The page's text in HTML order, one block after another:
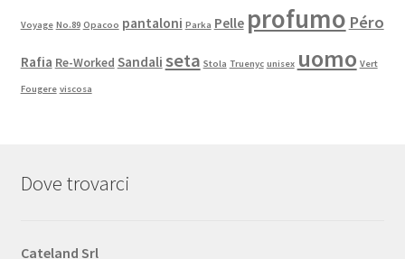
Voyage No.89 Opacoo pantaloni Parka Pelle profumo Péro
Rafia Re-Worked Sandali seta Stola Truenyc unisex uomo Vert
Fougere viscosa
Dove trovarci
Cateland Srl